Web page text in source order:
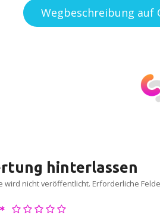
Wegbeschreibung auf
hinterlassen
wird nicht veröffentlicht. Erforderliche